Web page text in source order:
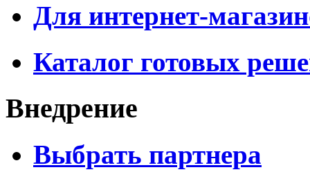
Для интернет-
Каталог готовых
Внедрение
Выбрать партнера